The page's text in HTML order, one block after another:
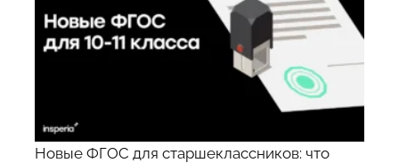
Новые ФГОС для старшеклассников: что